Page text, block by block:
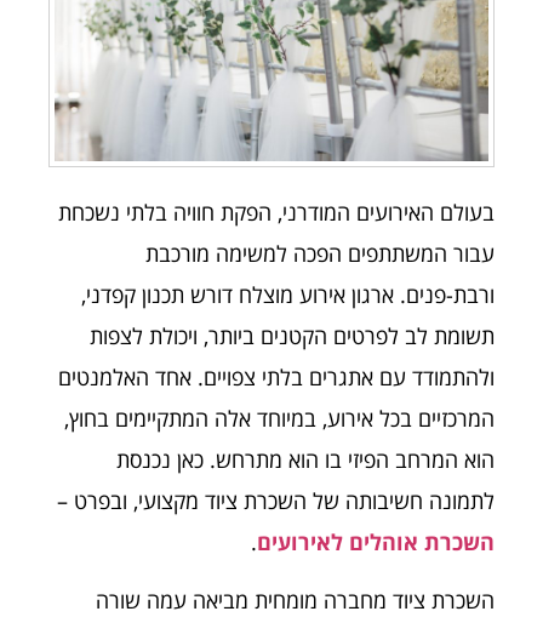
בעולם האירועים המודרני, הפקת חוויה בלתי נשכחת
עבור המשתתפים הפכה למשימה מורכבת
ורבת-פנים. ארגון אירוע מוצלח דורש תכנון קפדני,
תשומת לב לפרטים הקטנים ביותר, ויכולת לצפות
ולהתמודד עם אתגרים בלתי צפויים. אחד האלמנטים
המרכזיים בכל אירוע, במיוחד אלה המתקיימים בחוץ,
הוא המרחב הפיזי בו הוא מתרחש. כאן נכנסת
לתמונה חשיבותה של השכרת ציוד מקצועי, ובפרט –
השכרת אוהלים לאירועים.
השכרת ציוד מחברה מומחית מביאה עמה שורה